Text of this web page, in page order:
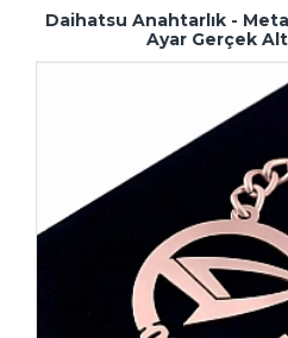
Daihatsu Anahtarlık -
Ayar Gerçek